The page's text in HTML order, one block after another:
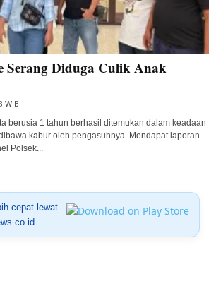
Serang Diduga Culik Anak
WIB
berusia 1 tahun berhasil ditemukan dalam keadaan
kabur oleh pengasuhnya. Mendapat laporan
Polsek...
cepat lewat